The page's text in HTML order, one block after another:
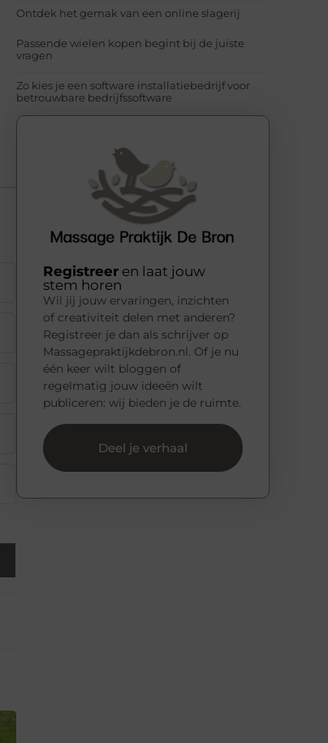
Ontdek het gemak van een online slagerij
Passende wielen kopen begint bij de juiste
vragen
Zo kies je een software installatiebedrijf voor
betrouwbare bedrijfssoftware
Registreer en laat jouw
stem horen
Wil jij jouw ervaringen, inzichten
of creativiteit delen met anderen?
Registreer je dan als schrijver op
Massagepraktijkdebron.nl. Of je nu
één keer wilt bloggen of
regelmatig jouw ideeën wilt
publiceren: wij bieden je de ruimte.
Deel je verhaal